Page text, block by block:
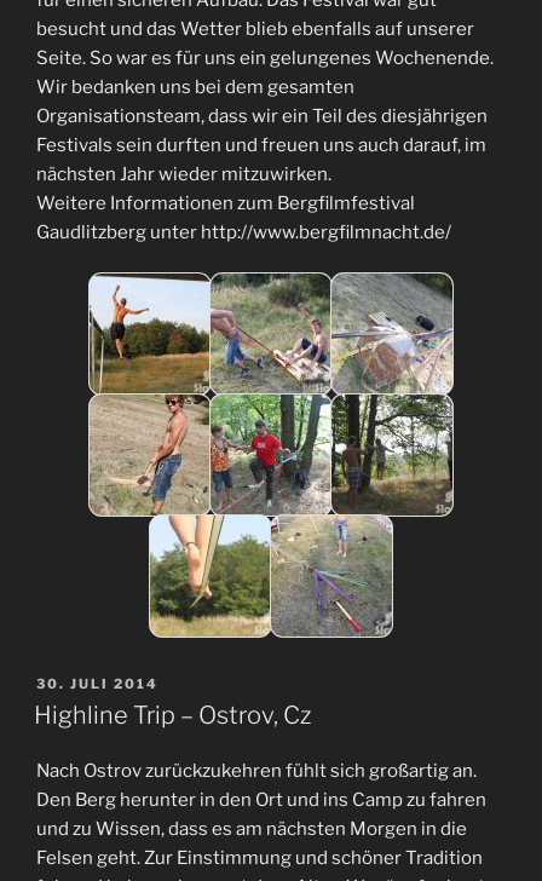
besucht und das Wetter blieb ebenfalls auf unserer
Seite. So war es für uns ein gelungenes Wochenende.
Wir bedanken uns bei dem gesamten
Organisationsteam, dass wir ein Teil des diesjährigen
Festivals sein durften und freuen uns auch darauf, im
nächsten Jahr wieder mitzuwirken.
Weitere Informationen zum Bergfilmfestival
Gaudlitzberg unter http://www.bergfilmnacht.de/
VERÖFFENTLICHT
AM
30. JULI 2014
Highline Trip – Ostrov, Cz
Nach Ostrov zurückzukehren fühlt sich großartig an.
Den Berg herunter in den Ort und ins Camp zu fahren
und zu Wissen, dass es am nächsten Morgen in die
Felsen geht. Zur Einstimmung und schöner Tradition